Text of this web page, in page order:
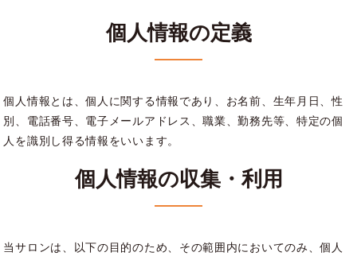
個人情報の定義
個人情報とは、個人に関する情報であり、お名前、生年月日、性
別、電話番号、電子メールアドレス、職業、勤務先等、特定の個
人を識別し得る情報をいいます。
個人情報の収集・利用
当サロンは、以下の目的のため、その範囲内においてのみ、個人